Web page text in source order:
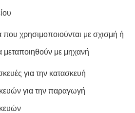
που χρησιμοποιούνται με σχισμή ή
μεταποιηθούν με μηχανή
για την κατασκευή
για την παραγωγή